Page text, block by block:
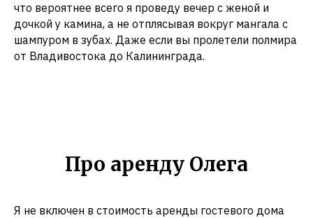
что вероятнее всего я проведу вечер с женой и
дочкой у камина, а не отплясывая вокруг мангала с
шампуром в зубах. Даже если вы пролетели полмира
от Владивостока до Калининграда.
Про аренду Олега
Я не включен в стоимость аренды гостевого дома